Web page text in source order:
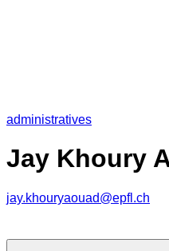
administratives
Jay Khoury
jay.khouryaouad@epfl.ch